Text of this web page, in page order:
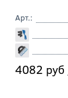
Арт.:
4082 руб